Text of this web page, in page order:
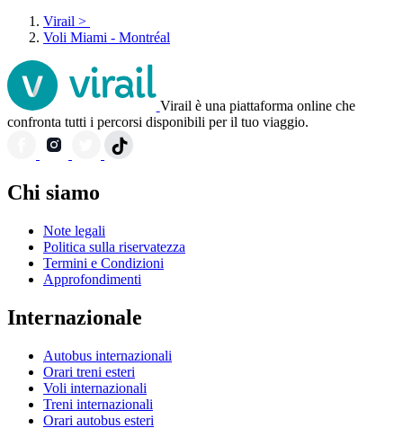
Virail >
Voli Miami - Montréal
Virail è una piattaforma online che
confronta tutti i percorsi disponibili per il tuo viaggio.
Chi siamo
Note legali
Politica sulla riservatezza
Termini e Condizioni
Approfondimenti
Internazionale
Autobus internazionali
Orari treni esteri
Voli internazionali
Treni internazionali
Orari autobus esteri